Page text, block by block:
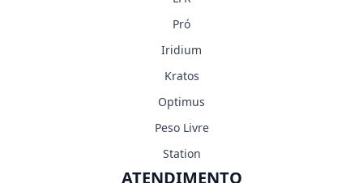
Pró
Iridium
Kratos
Optimus
Peso Livre
Station
ATENDIMENTO